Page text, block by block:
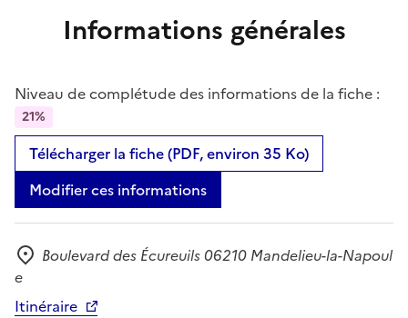
Informations générales
Niveau de complétude des informations de la fiche :
21%
Télécharger la fiche (PDF, environ 35 Ko)
Modifier ces informations
Adresse
Boulevard des Écureuils 06210 Mandelieu-la-Napoul
e
Itinéraire